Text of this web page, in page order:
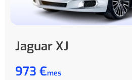
Jaguar XJ
973 €mes